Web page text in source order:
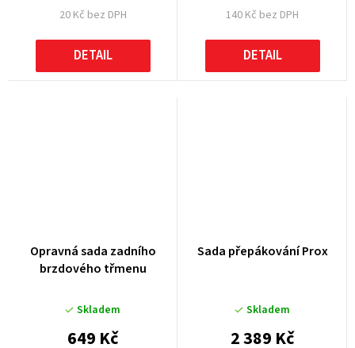
20 Kč bez DPH
DETAIL
140 Kč bez DPH
DETAIL
Opravná sada zadního
brzdového třmenu
Skladem
649 Kč
Sada přepákování Prox
Skladem
2 389 Kč